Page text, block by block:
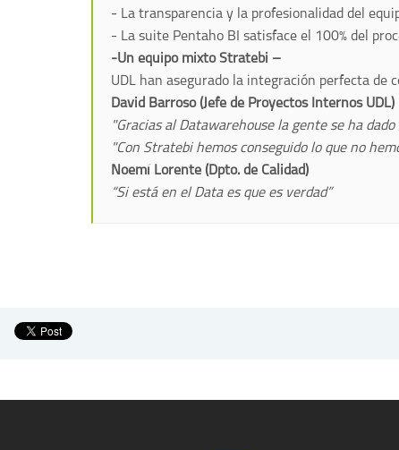
- La transparencia y la profesionalidad del
- La suite Pentaho BI satisface el 100% del
-Un equipo mixto Stratebi –
UDL han asegurado la integración perfecta de
David Barroso (Jefe de Proyectos Internos UDL)
"Gracias al Datawarehouse la gente se ha
"Con Stratebi hemos conseguido lo que no
Noemí Lorente (Dpto. de Calidad)
“Si está en el Data es que es verdad”